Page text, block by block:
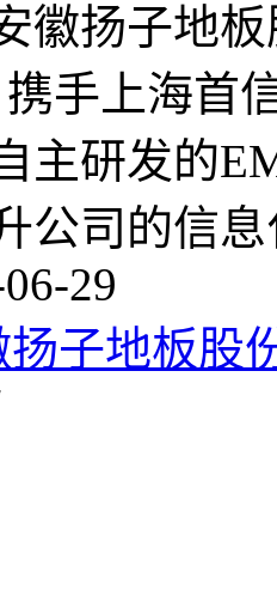
徽扬子地
手上海首
主研发的
公司的信
29
扬子地板股